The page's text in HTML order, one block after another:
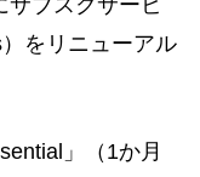
サブスクサービ
をリニューアル
」（1か月